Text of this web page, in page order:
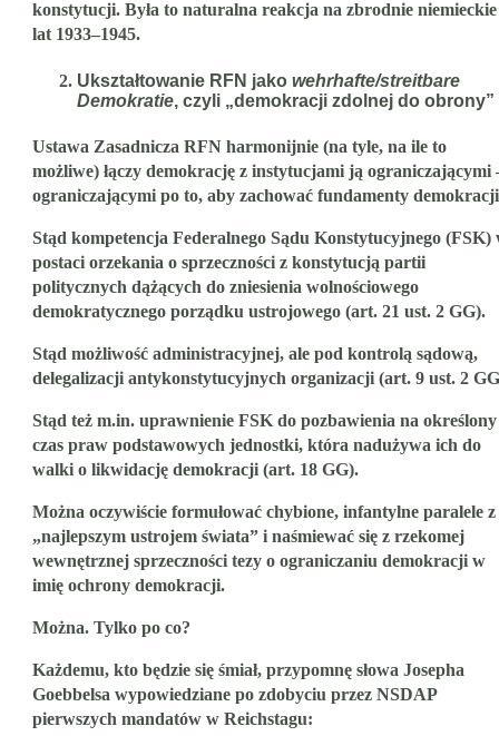
konstytucji. Była to naturalna reakcja na zbrodnie niemieckie
lat 1933–1945.
Ukształtowanie RFN jako wehrhafte/streitbare
Demokratie, czyli „demokracji zdolnej do obrony”
Ustawa Zasadnicza RFN harmonijnie (na tyle, na ile to
możliwe) łączy demokrację z instytucjami ją ograniczającymi
ograniczającymi po to, aby zachować fundamenty
Stąd kompetencja Federalnego Sądu Konstytucyjnego (FSK)
postaci orzekania o sprzeczności z konstytucją partii
politycznych dążących do zniesienia wolnościowego
demokratycznego porządku ustrojowego (art. 21 ust. 2 GG).
Stąd możliwość administracyjnej, ale pod kontrolą sądową,
delegalizacji antykonstytucyjnych organizacji (art. 9 ust. 2 GG
Stąd też m.in. uprawnienie FSK do pozbawienia na określony
czas praw podstawowych jednostki, która nadużywa ich do
walki o likwidację demokracji (art. 18 GG).
Można oczywiście formułować chybione, infantylne paralele z
„najlepszym ustrojem świata” i naśmiewać się z rzekomej
wewnętrznej sprzeczności tezy o ograniczaniu demokracji w
imię ochrony demokracji.
Można. Tylko po co?
Każdemu, kto będzie się śmiał, przypomnę słowa Josepha
Goebbelsa wypowiedziane po zdobyciu przez NSDAP
pierwszych mandatów w Reichstagu: